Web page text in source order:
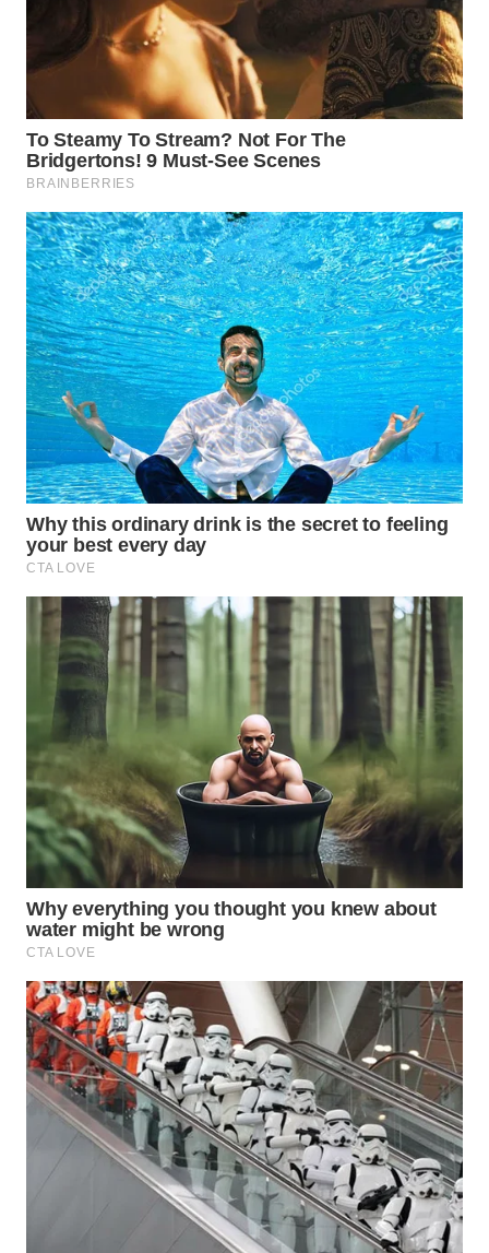
Media
WAHANA
NEWS
WAHANA
TANI
WAHANA
ADVOKAT
WAHANA
INFRASTRUKTUR
WAHANA
KONSUMEN
WAHANA
LISTRIK
WAHANA
TRAVEL
WAHANA
WAHANANEWS
ID
WAHANANEWS
CO ID
WAHANANEWS
WAHANA
SPORT
WAHANA
UMKM